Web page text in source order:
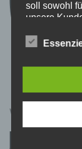
WIR SIND DA …
soll sowohl
unsere
Wir
a)